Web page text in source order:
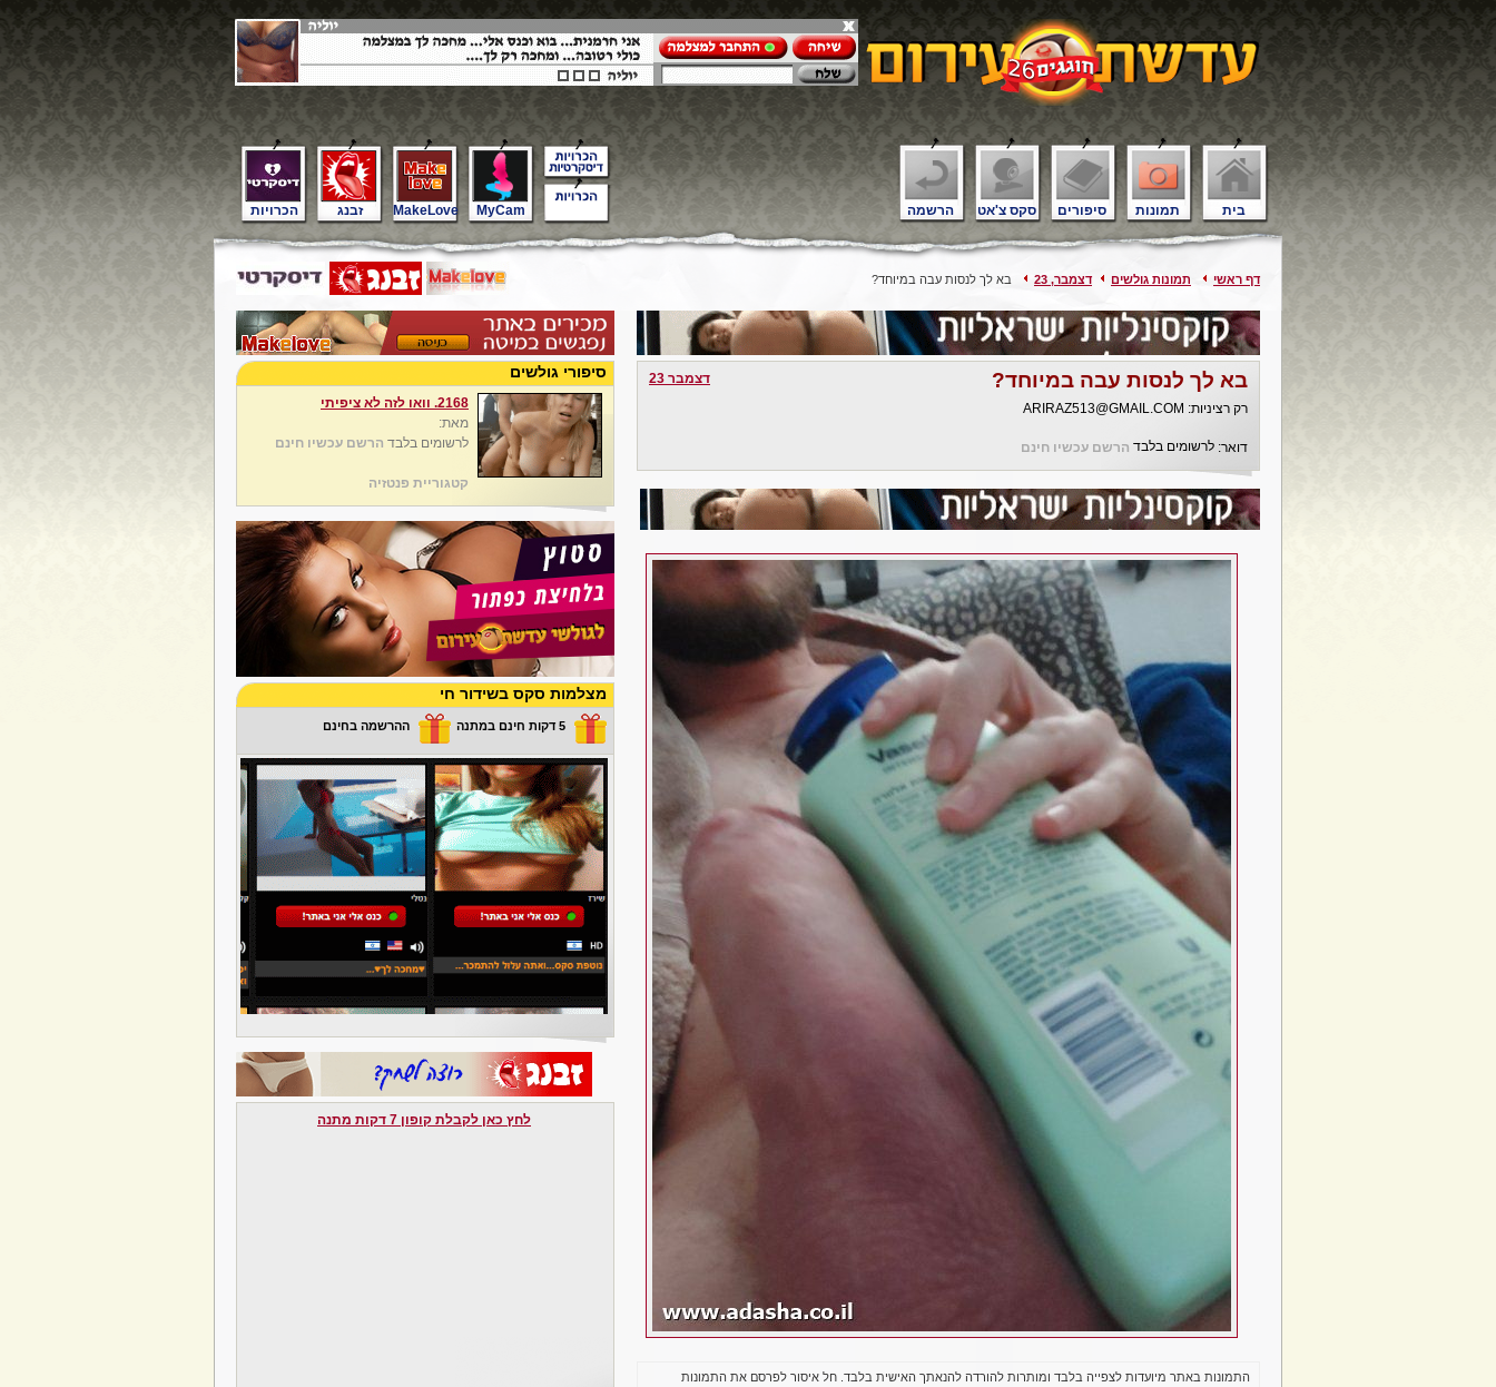
בית תמונות סיפורים סקס צ'אט הרשמה הכרויות זבנג MakeLove MyCam
דף ראשי תמונות גולשים דצמבר, 23 בא לך לנסות עבה במיוחד?
בא לך לנסות עבה במיוחד?
דצמבר 23
רק רציניות: ARIRAZ513@GMAIL.COM
דואר: לרשומים בלבד הרשם עכשיו חינם
התמונות באתר מיועדות לצפייה בלבד ומותרות להורדה להנאתך האישית בלבד. חל איסור לפרסם את התמונות
סיפורי גולשים
2168. וואו לזה לא ציפיתי
מאת:
לרשומים בלבד הרשם עכשיו חינם
קטגוריית פנטזיה
מצלמות סקס בשידור חי
5 דקות חינם במתנה ההרשמה בחינם
לחץ כאן לקבלת קופון 7 דקות מתנה